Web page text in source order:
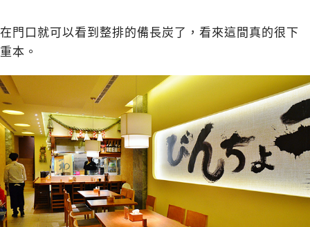
在門口就可以看到整排的備長炭了，看來這間真的很下
重本。